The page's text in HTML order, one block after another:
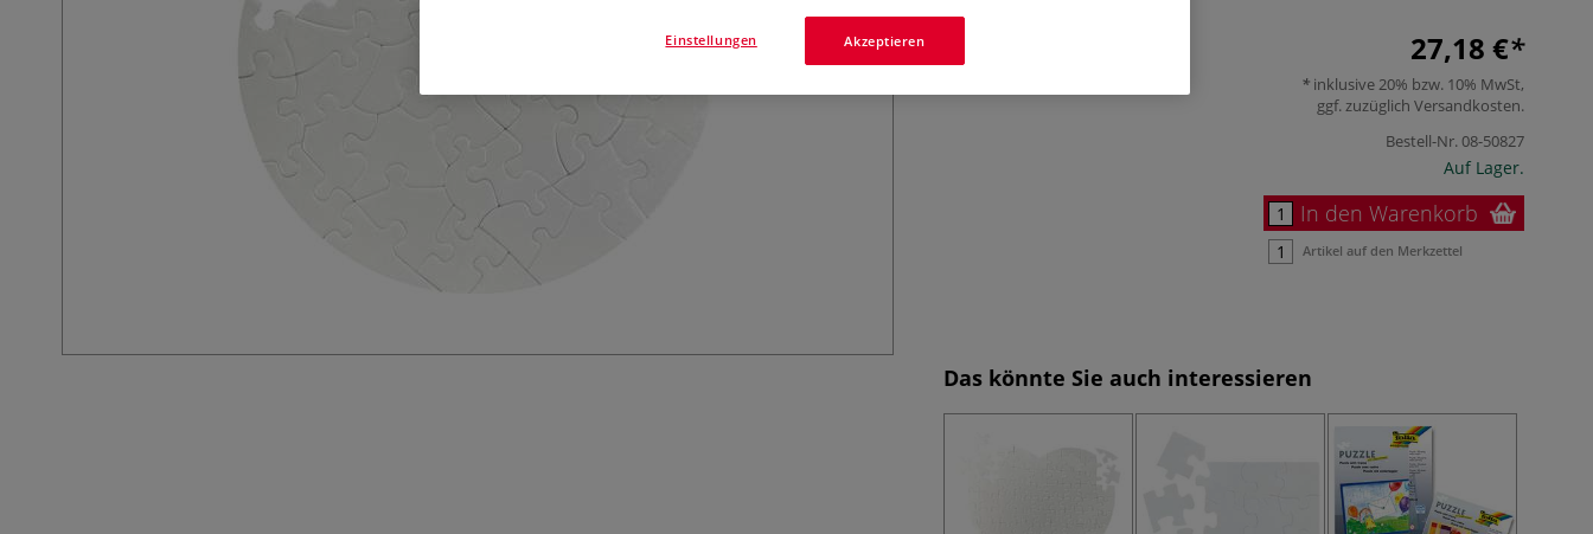
27,18 €
inklusive 20% bzw. 10% MwSt,
ggf. zuzüglich Versandkosten.
Bestell-Nr.08-50827
Auf Lager.
In den Warenkorb
Artikel auf den Merkzettel
Das könnte Sie auch interessieren
Akzeptieren
Einstellungen